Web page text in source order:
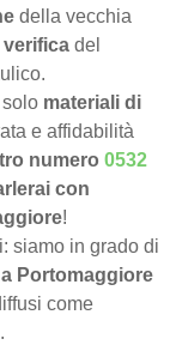
della vecchia
verifica del
materiali di
e affidabilità
numero0532
con
!
siamo in grado di
Portomaggiore
come
.